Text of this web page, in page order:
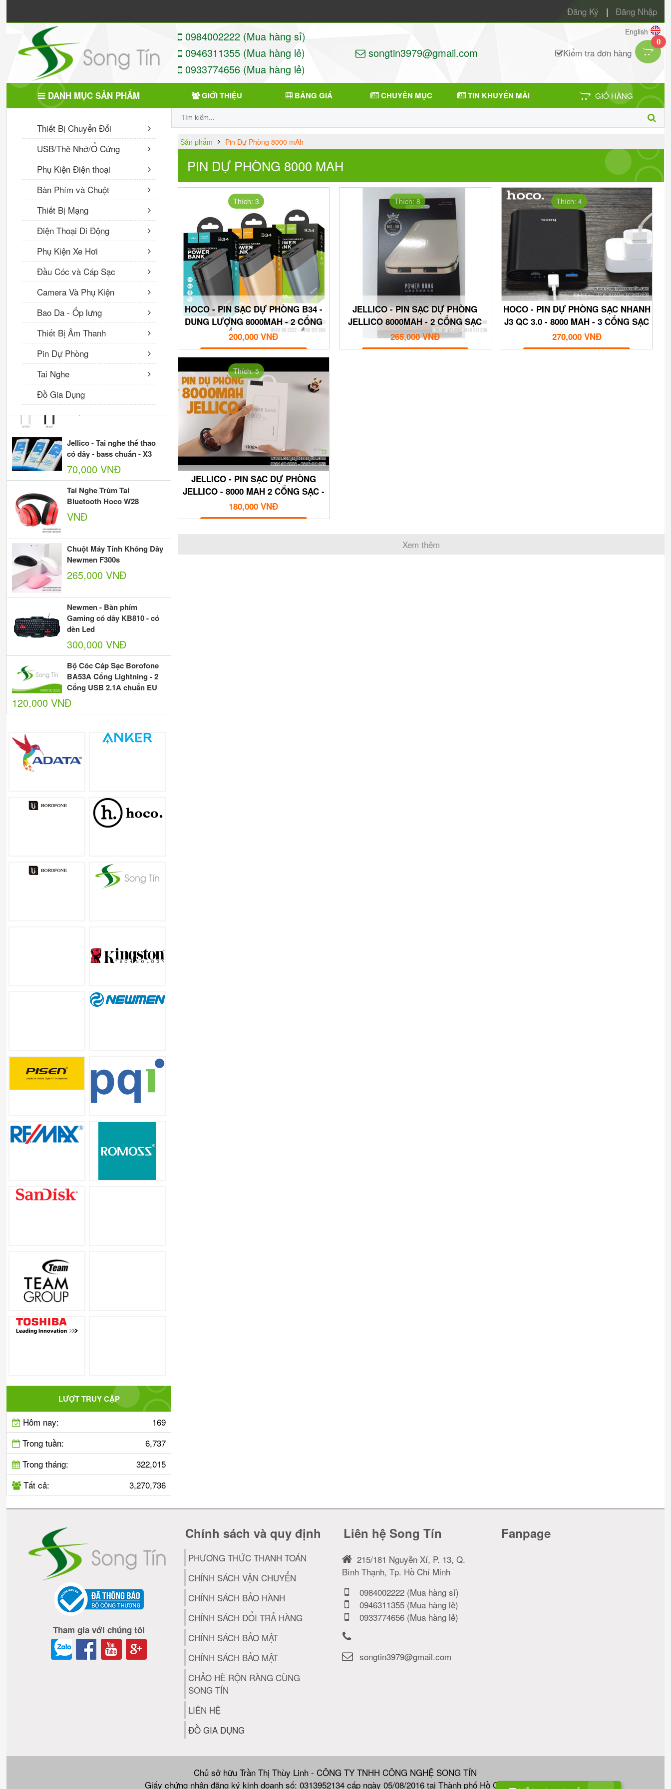
Đăng Ký | Đăng Nhập
0984002222 (Mua hàng sỉ)
0946311355 (Mua hàng lẻ)
0933774656 (Mua hàng lẻ)
songtin3979@gmail.com
English
Kiểm tra đơn hàng
DANH MỤC SẢN PHẨM
Thiết Bị Chuyển Đổi
USB/Thẻ Nhớ/Ổ Cứng
Phụ Kiện Điện thoại
Bàn Phím và Chuột
Thiết Bị Mạng
Điện Thoại Di Động
Phụ Kiện Xe Hơi
Đầu Cóc và Cáp Sạc
Camera Và Phụ Kiện
Bao Da - Ốp lưng
Thiết Bị Âm Thanh
Pin Dự Phòng
Tai Nghe
Đồ Gia Dụng
GIỚI THIỆU BẢNG GIÁ CHUYÊN MỤC TIN KHUYẾN MÃI GIỎ HÀNG
0
SẢN PHẨM MỚI
Cáp Sạc Nhanh Hoco X70
TypeC to TypeC 60W
VNĐ
Tai nghe nhét tai có dây
kèm mic Hoco M68
82,000 VNĐ
Cáp Sạc Truyền Dữ Liệu
BOROFONE BX3, Kèm Ống
Đựng Cáp, 1m Cổng Type C
60,000 VNĐ
Camera Ip Wifi CareCam
CC2021 Full HD 1080P
480,000 VNĐ
BOROFONE - Dây Cáp Sạc
BX16 - Cổng Type C 1m
Jellico - Tai nghe thể thao
có dây - bass chuẩn - X3
70,000 VNĐ
Tai Nghe Trùm Tai
Bluetooth Hoco W28
VNĐ
Chuột Máy Tính Không Dây
Newmen F300s
265,000 VNĐ
Newmen - Bàn phím
Gaming có dây KB810 - có
đèn Led
300,000 VNĐ
Bộ Cóc Cáp Sạc Borofone
BA53A Cổng Lightning - 2
Cổng USB 2.1A chuẩn EU
120,000 VNĐ
LƯỢT TRUY CẬP
Hôm nay:
169
Trong tuần:
6,737
Trong tháng:
322,015
Tất cả:
3,270,736
Sản phẩm Pin Dự Phòng 8000 mAh
PIN DỰ PHÒNG 8000 MAH
Thích: 3
HOCO - PIN SẠC DỰ PHÒNG B34 -
DUNG LƯỢNG 8000MAH - 2 CỔNG
USB - 1 CỔNG TYPE C - 1 CỔNG
MICRO
200,000 VNĐ
MUA NGAY
Thích: 8
JELLICO - PIN SẠC DỰ PHÒNG
JELLICO 8000MAH - 2 CỔNG SẠC
MX08
265,000 VNĐ
Thích: 4
HOCO - PIN DỰ PHÒNG SẠC NHANH
J3 QC 3.0 - 8000 MAH - 3 CỔNG SẠC
MICRO - TYPE C - USB
270,000 VNĐ
Thích: 5
JELLICO - PIN SẠC DỰ PHÒNG
JELLICO - 8000 MAH 2 CỔNG SẠC -
R08S
180,000 VNĐ
Xem thêm
Tham gia với chúng tôi
Chính sách và quy định
PHƯƠNG THỨC THANH TOÁN
CHÍNH SÁCH VẬN CHUYỂN
CHÍNH SÁCH BẢO HÀNH
CHÍNH SÁCH ĐỔI TRẢ HÀNG
CHÍNH SÁCH BẢO MẬT
CHÍNH SÁCH BẢO MẬT
CHẢO HÈ RỘN RÀNG CÙNG
SONG TÍN
LIÊN HỆ
ĐỒ GIA DỤNG
Liên hệ Song Tín
215/181 Nguyễn Xí, P. 13, Q.
Bình Thạnh, Tp. Hồ Chí Minh
0984002222 (Mua hàng sỉ)
0946311355 (Mua hàng lẻ)
0933774656 (Mua hàng lẻ)
songtin3979@gmail.com
Fanpage
Chủ sở hữu Trần Thị Thùy Linh - CÔNG TY TNHH CÔNG NGHỆ SONG TÍN
Giấy chứng nhận đăng ký kinh doanh số: 0313952134 cấp ngày 05/08/2016 tại Thành phố Hồ Chí Minh